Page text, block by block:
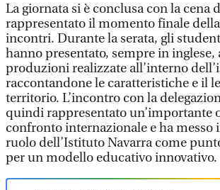
La giornata si è conclusa con la cena
rappresentato il momento finale
incontri. Durante la serata, gli
hanno presentato, sempre in inglese,
produzioni realizzate all’interno
raccontandone le caratteristiche e il
territorio. L’incontro con la
quindi rappresentato un’importante
confronto internazionale e ha messo
ruolo dell’Istituto Navarra come
per un modello educativo innovativo.